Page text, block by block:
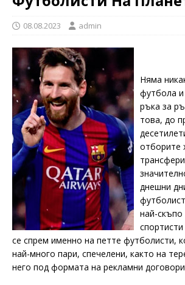
08.08.2023 admin
Няма
футбола
ръка за
това, до
отборите
днешни
най-скъпо
се спрем именно на петте футболисти,
най-много пари, спечелени, както на
него под формата на рекламни